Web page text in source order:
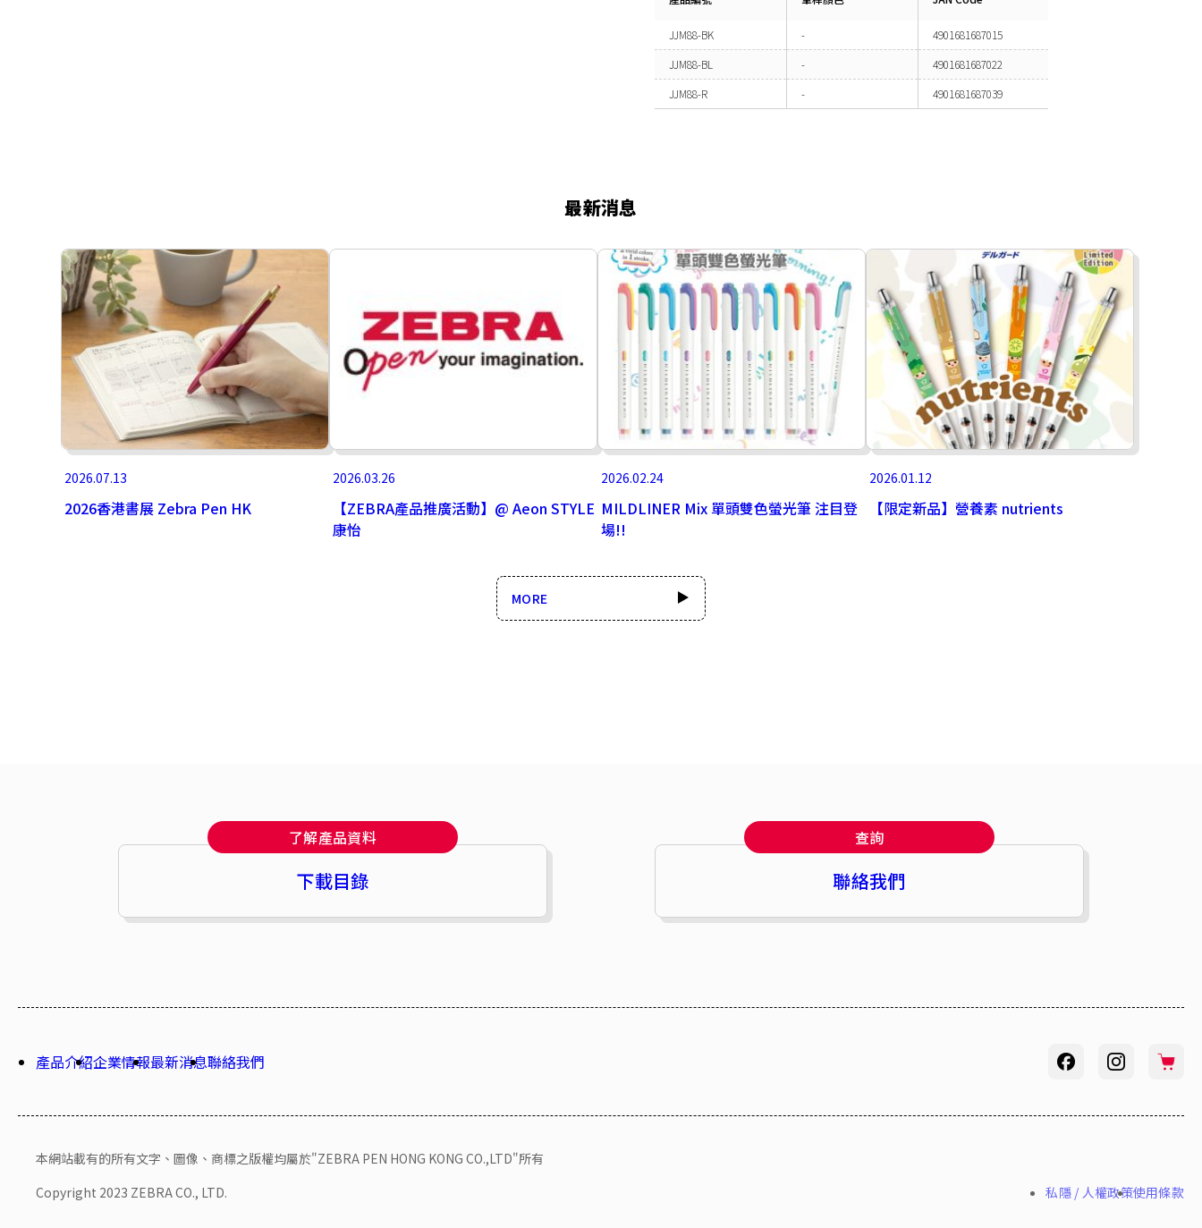
JJM88-BK -
4901681687015
JJM88-BL
-
4901681687022
JJM88-R
- 4901681687039
最新消息
2026.07.13
2026香港書展 Zebra Pen HK
2026.03.26
【ZEBRA產品推廣活動】@ Aeon STYLE
康怡
2026.02.24
MILDLINER Mix 單頭雙色螢光筆 注目登
場!!
2026.01.12
【限定新品】營養素 nutrients
MORE
了解產品資料
下載目錄
查詢
聯絡我們
產品介紹企業情報最新消息聯絡我們
本網站載有的所有文字、圖像、商標之版權均屬於"ZEBRA PEN HONG KONG CO.,LTD"所有
Copyright 2023 ZEBRA CO., LTD.
私隱 / 人權政策使用條款